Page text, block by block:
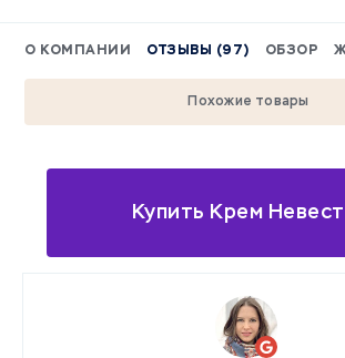
О КОМПАНИИ ОТЗЫВЫ (97) ОБЗОР
Похожие товары
Купить Крем